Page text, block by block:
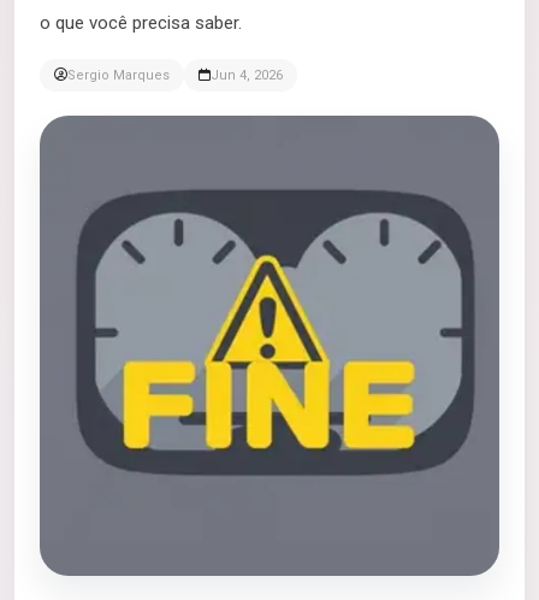
o que você precisa saber.
Sergio Marques Jun 4, 2026